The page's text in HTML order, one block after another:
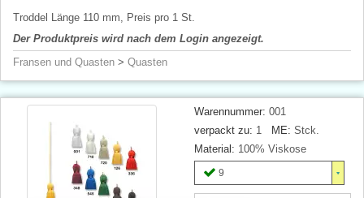
Troddel Länge 110 mm, Preis pro 1 St.
Der Produktpreis wird nach dem Login angezeigt.
Fransen und Quasten > Quasten
Warennummer: 001
verpackt zu: 1 ME: Stck.
Material: 100% Viskose
9